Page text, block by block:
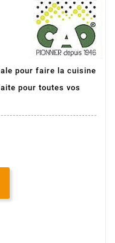
pour faire la cuisine
pour toutes vos